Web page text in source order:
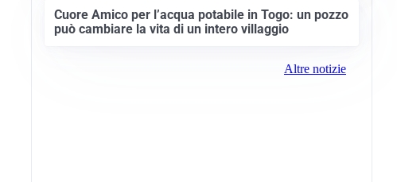
Cuore Amico per l’acqua potabile in Togo: un pozzo
può cambiare la vita di un intero villaggio
Altre notizie